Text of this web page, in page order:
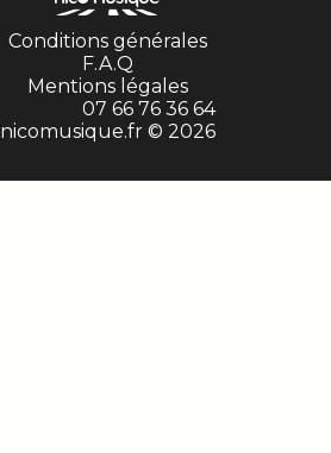
Conditions générales
F.A.Q
Mentions légales
07 66 76 36 64
nicomusique.fr © 2026